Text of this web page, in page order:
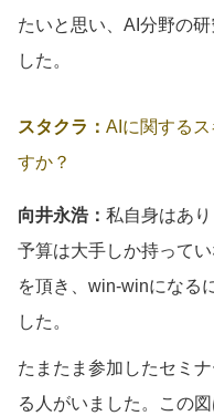
たいと思い、AI分野の
した。
スタクラ： AIに関する
すか？
向井永浩： 私自身はあ
予算は大手しか持って
を頂き、win-winになる
した。
たまたま参加したセミ
る人がいました。この